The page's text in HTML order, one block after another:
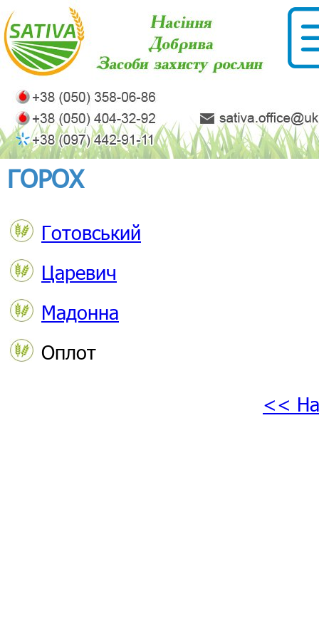
ГОРОХ
Готовський
Царевич
Мадонна
Оплот
<<